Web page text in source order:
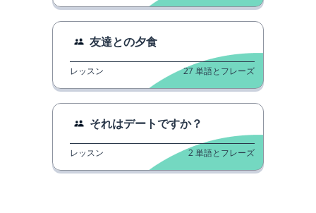
友達との夕食
レッスン 27 単語とフレーズ
それはデートですか？
レッスン 2単語とフレーズ